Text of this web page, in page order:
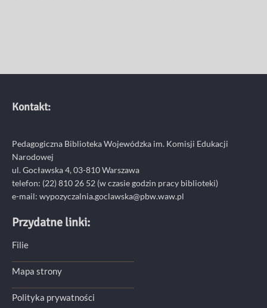
Kontakt:
Pedagogiczna Biblioteka Wojewódzka im. Komisji Edukacji
Narodowej
ul. Gocławska 4, 03-810 Warszawa
telefon: (22) 810 26 52 (w czasie godzin pracy biblioteki)
e-mail: wypozyczalnia.goclawska@pbw.waw.pl
Przydatne linki:
Filie
Mapa strony
Polityka prywatności